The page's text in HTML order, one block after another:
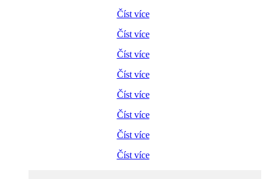
Číst více
Číst více
Číst více
Číst více
Číst více
Číst více
Číst více
Číst více